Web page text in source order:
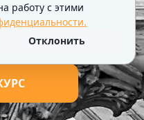
работу с этими
Отклонить